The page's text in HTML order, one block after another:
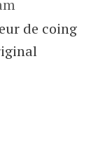
de coing